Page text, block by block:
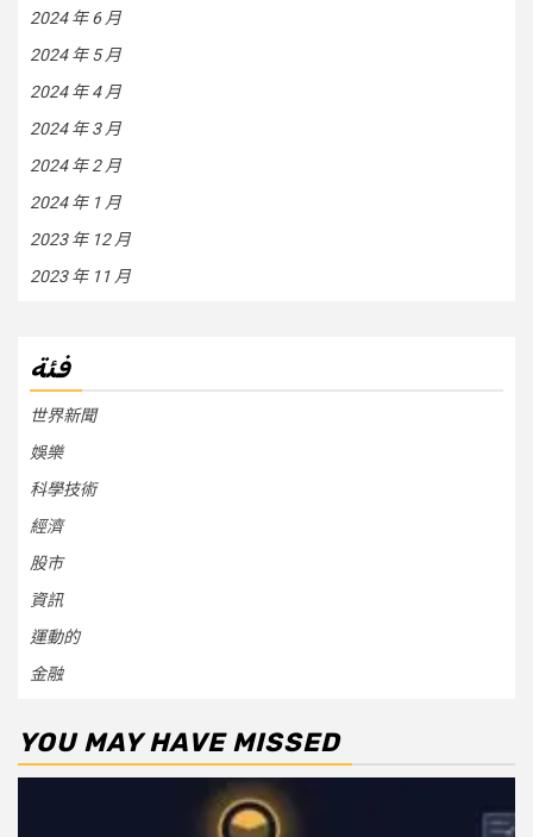
2024 年 6 月
2024 年 5 月
2024 年 4 月
2024 年 3 月
2024 年 2 月
2024 年 1 月
2023 年 12 月
2023 年 11 月
فئة
世界新聞
娛樂
科學技術
經濟
股市
資訊
運動的
金融
YOU MAY HAVE MISSED